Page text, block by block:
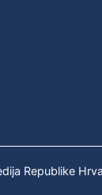
Republike